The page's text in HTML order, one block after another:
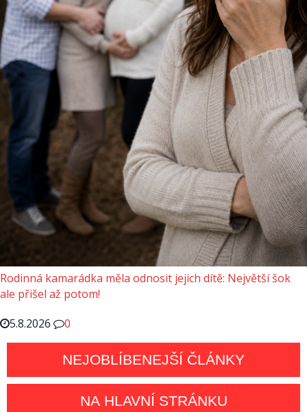
Rodinná kamarádka měla odnosit jejich dítě: Největší šok
ale přišel až potom!
5.8.2026
0
NEJOBLÍBENEJŠÍ ČLÁNKY
NA HLAVNÍ STRÁNKU